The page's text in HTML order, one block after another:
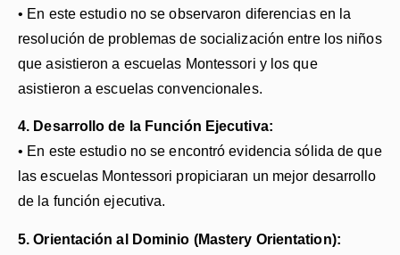
• En este estudio no se observaron diferencias en la
resolución de problemas de socialización entre los niños
que asistieron a escuelas Montessori y los que
asistieron a escuelas convencionales.
4. Desarrollo de la Función Ejecutiva:
• En este estudio no se encontró evidencia sólida de que
las escuelas Montessori propiciaran un mejor desarrollo
de la función ejecutiva.
5. Orientación al Dominio (Mastery Orientation):